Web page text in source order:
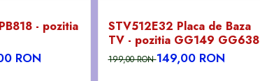
- pozitia
RON
STV512E32 Placa de Baza
TV - pozitia GG149 GG638
199,00 RON149,00 RON